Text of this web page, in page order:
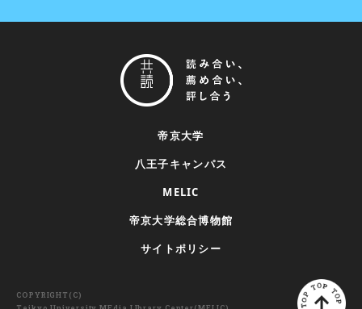
帝京大学
八王子キャンパス
MELIC
帝京大学総合博物館
サイトポリシー
COPYRIGHT(C)